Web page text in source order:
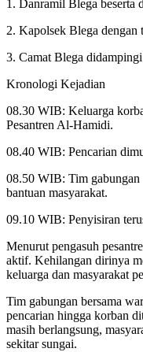
1. Danramil Blega beserta
2. Kapolsek Blega dengan
3. Camat Blega didampingi
Kronologi Kejadian
08.30 WIB: Keluarga
Pesantren Al-Hamidi.
08.40 WIB: Pencarian
08.50 WIB: Tim gabungan
bantuan masyarakat.
09.10 WIB: Penyisiran
Menurut pengasuh
aktif. Kehilangan dirinya
keluarga dan masyarakat
Tim gabungan bersama
pencarian hingga korban
masih berlangsung,
sekitar sungai.